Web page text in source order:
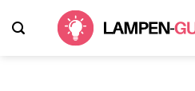
Inhalt